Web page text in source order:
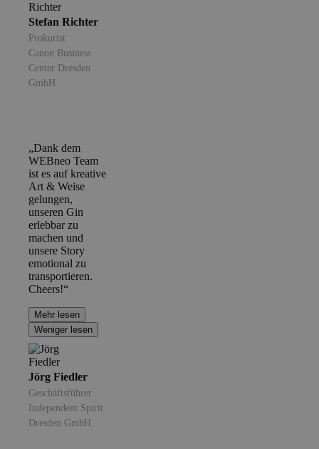
Stefan Richter
Prokurist
Canon Business
Center Dresden
GmbH
„Dank dem
WEBneo Team
ist es auf kreative
Art & Weise
gelungen,
unseren Gin
erlebbar zu
machen und
unsere Story
emotional zu
transportieren.
Cheers!“
Mehr lesen
Weniger lesen
Jörg Fiedler
Geschäftsführer
Independent Spirit
Dresden GmbH